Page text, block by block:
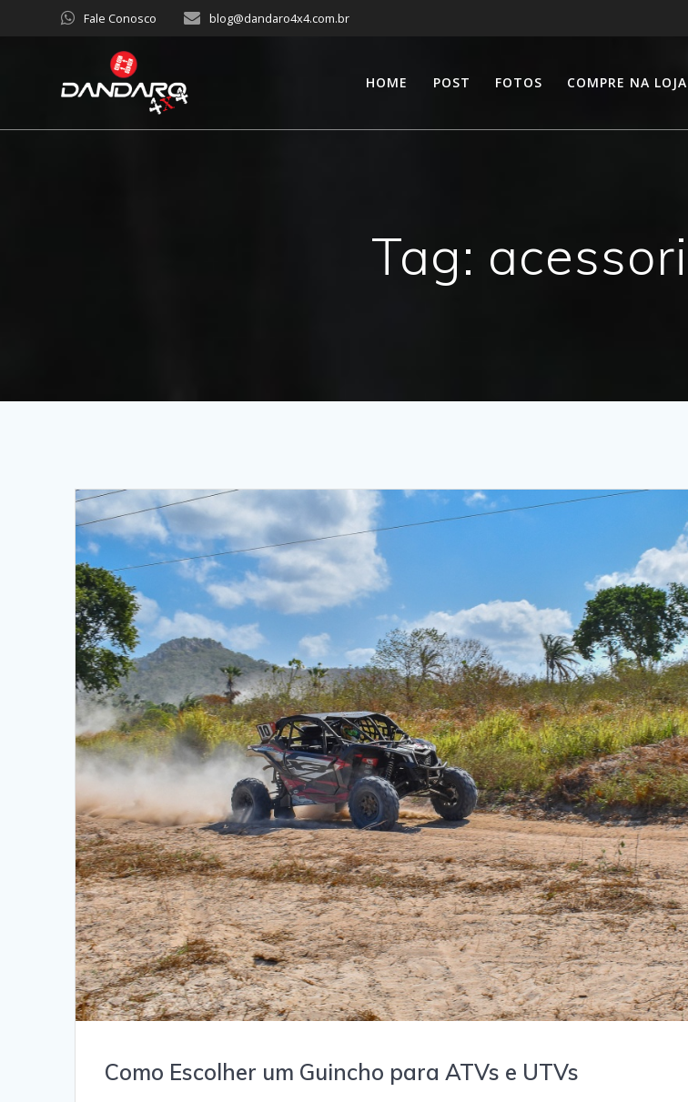
Fale Conosco blog@dandaro4x4.com.br
HOME POST FOTOS COMPRE NA LOJA
Tag:
Como Escolher um Guincho para ATVs e UTVs